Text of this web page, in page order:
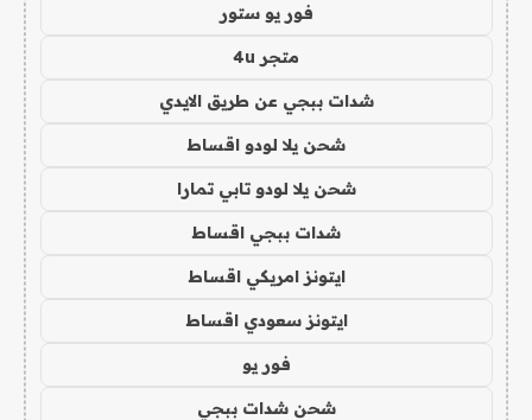
فور يو ستور
متجر 4u
شدات ببجي عن طريق الايدي
شحن يلا لودو اقساط
شحن يلا لودو تابي تمارا
شدات ببجي اقساط
ايتونز امريكي اقساط
ايتونز سعودي اقساط
فور يو
شحن شدات ببجي